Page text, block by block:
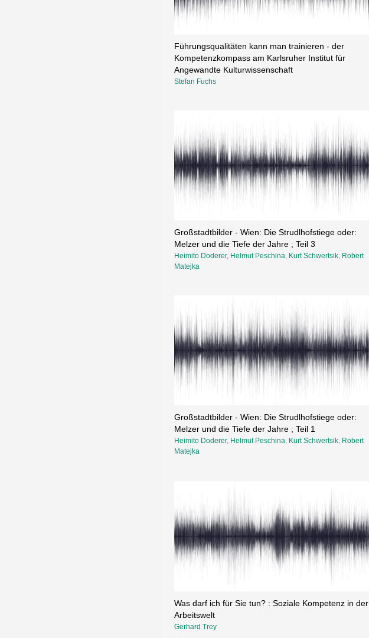
Führungsqualitäten kann man trainieren - der
Kompetenzkompass am Karlsruher Institut für
Angewandte Kulturwissenschaft
Stefan Fuchs
Großstadtbilder - Wien: Die Strudlhofstiege oder:
Melzer und die Tiefe der Jahre ; Teil 3
Heimito Doderer, Helmut Peschina, Kurt Schwertsik, Robert
Matejka
Großstadtbilder - Wien: Die Strudlhofstiege oder:
Melzer und die Tiefe der Jahre ; Teil 1
Heimito Doderer, Helmut Peschina, Kurt Schwertsik, Robert
Matejka
Was darf ich für Sie tun? : Soziale Kompetenz in der
Arbeitswelt
Gerhard Trey